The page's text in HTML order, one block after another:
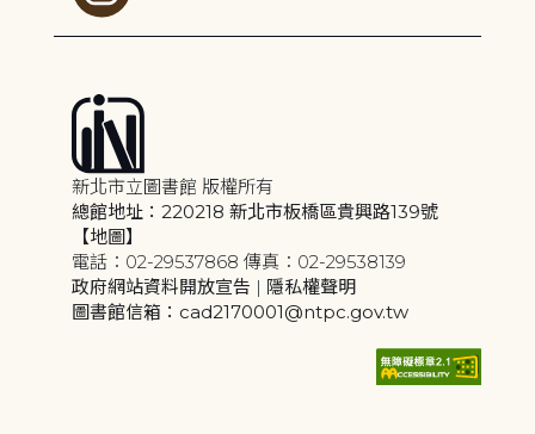
新北市立圖書館 版權所有
總館地址：220218 新北市板橋區貴興路139號
【地圖】
電話：02-29537868 傳真：02-29538139
政府網站資料開放宣告 | 隱私權聲明
圖書館信箱：cad2170001@ntpc.gov.tw